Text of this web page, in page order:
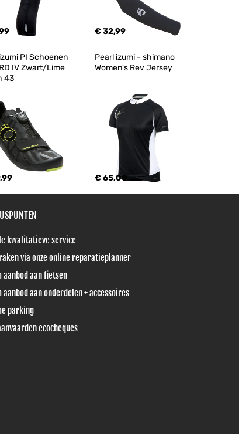
€ 32,99
PI Schoenen
IV Zwart/Lime
43
Pearl izumi - shimano
Women's Rev Jersey
€ 65,00
kwalitatieve service
via onze online reparatieplanner
aanbod aan fietsen
aanbod aan onderdelen + accessoires
parking
ecocheques